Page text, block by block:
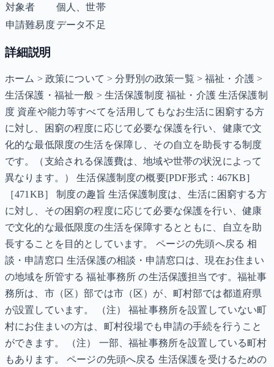
対象者
個人、世帯
申請難易度データ不足
詳細説明
ホーム > 政策について > 分野別の政策一覧 > 福祉・介護 >
生活保護・福祉一般 > 生活保護制度 福祉・介護 生活保護制
度 資産や能力等すべてを活用してもなお生活に困窮する方
に対し、困窮の程度に応じて必要な保護を行い、健康で文
化的な最低限度の生活を保障し、その自立を助長する制度
です。（支給される保護費は、地域や世帯の状況によって
異なります。） 生活保護制度の概要[PDF形式：467KB]
［471KB］ 制度の趣旨 生活保護制度は、生活に困窮する方
に対し、その困窮の程度に応じて必要な保護を行い、健康
で文化的な最低限度の生活を保障するとともに、自立を助
長することを目的としています。 ページの先頭へ戻る 相
談・申請窓口 生活保護の相談・申請窓口は、現在お住まい
の地域を所管する 福祉事務所 の生活保護担当です。福祉事
務所は、市（区）部では市（区）が、町村部では都道府県
が設置しています。 （注） 福祉事務所を設置していない町
村にお住まいの方は、町村役場でも申請の手続を行うこと
ができます。 （注） 一部、福祉事務所を設置している町村
もあります。 ページの先頭へ戻る 生活保護を受けるための